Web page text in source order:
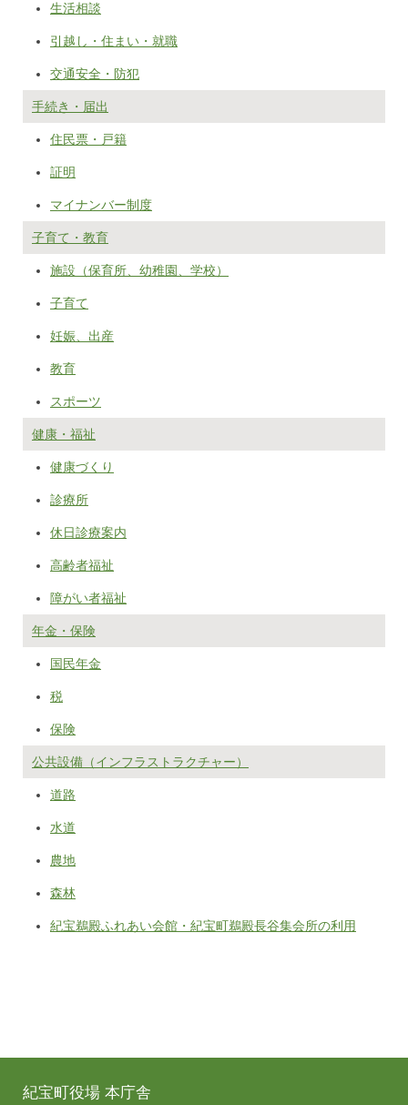
生活相談
引越し・住まい・就職
交通安全・防犯
手続き・届出
住民票・戸籍
証明
マイナンバー制度
子育て・教育
施設（保育所、幼稚園、学校）
子育て
妊娠、出産
教育
スポーツ
健康・福祉
健康づくり
診療所
休日診療案内
高齢者福祉
障がい者福祉
年金・保険
国民年金
税
保険
公共設備（インフラストラクチャー）
道路
水道
農地
森林
紀宝鵜殿ふれあい会館・紀宝町鵜殿長谷集会所の利用
紀宝町役場 本庁舎